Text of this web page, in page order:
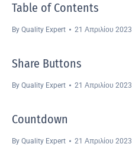
Table of Contents
By Quality Expert 21 Απριλίου 2023
Share Buttons
By Quality Expert 21 Απριλίου 2023
Countdown
By Quality Expert 21 Απριλίου 2023